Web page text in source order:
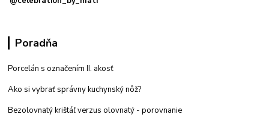
Poradňa
Porcelán s označením II. akosť
Ako si vybrať správny kuchynský nôž?
Bezolovnatý krištáľ verzus olovnatý - porovnanie